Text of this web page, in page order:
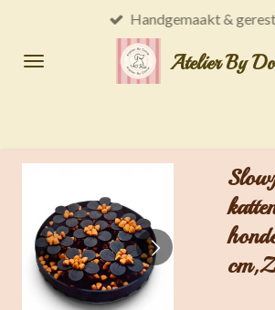
naar
Atelier By
Handgemaakt &